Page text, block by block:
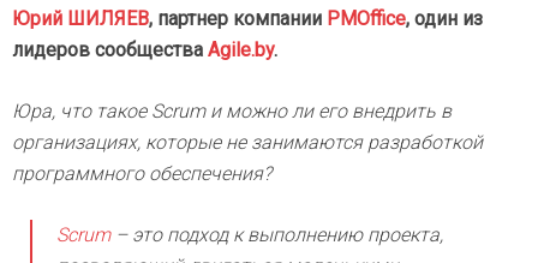
Юрий ШИЛЯЕВ, партнер компании PMOffice, один из
лидеров сообщества Agile.by.
Юра, что такое Scrum и можно ли его внедрить в
организациях, которые не занимаются разработкой
программного обеспечения?
Scrum– это подход к выполнению проекта,